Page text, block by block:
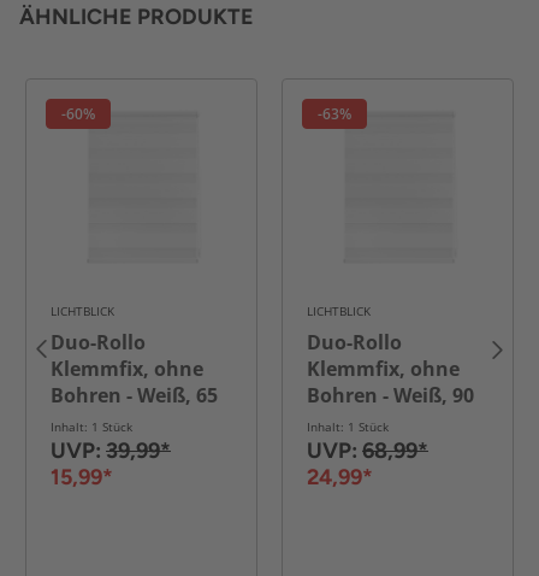
ÄHNLICHE PRODUKTE
-60%
LICHTBLICK
Duo-Rollo
Klemmfix, ohne
Bohren - Weiß, 65
cm x 150 cm (B x L)
Inhalt: 1 Stück
UVP: 39,99*
15,99*
-63%
LICHTBLICK
Duo-Rollo
Klemmfix, ohne
Bohren - Weiß, 90
cm x 220 cm (B x L)
Inhalt: 1 Stück
UVP: 68,99*
24,99*